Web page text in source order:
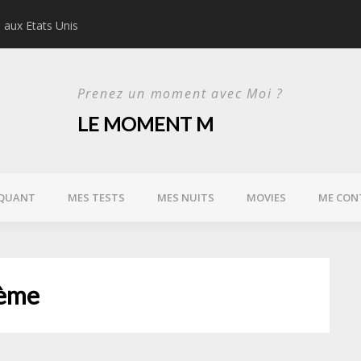
Etats Unis Bart Karaoke Box,
Prenez un moment avec Moi ?
LE MOMENT M
MES TESTS MES NUITS MOVIES ME